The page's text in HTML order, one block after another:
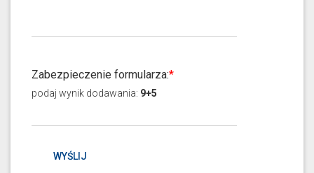
Zabezpieczenie formularza:
podaj wynik dodawania: 9+5
WYŚLIJ